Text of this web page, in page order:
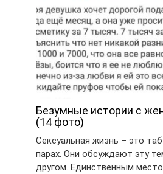
Безумные истории с
(14 фото)
Сексуальная жизнь – это
парах. Они обсуждают эту
другом. Единственным